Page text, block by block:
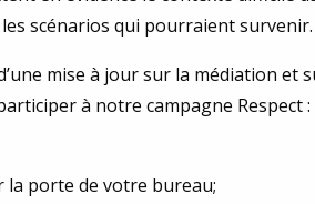
les scénarios qui pourraient survenir.
mise à jour sur la médiation et
à notre campagne Respect :
la porte de votre bureau;